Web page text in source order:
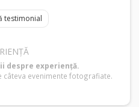
testimonial
despre experiență.
evenimente fotografiate.